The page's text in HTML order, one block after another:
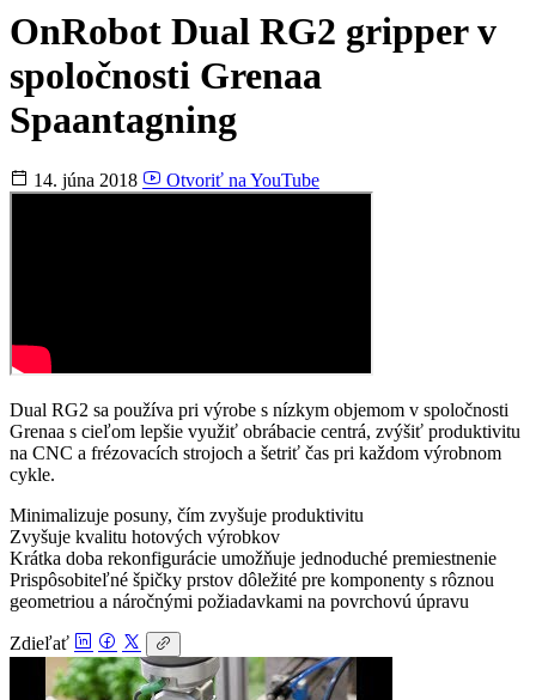
OnRobot Dual RG2 gripper v
spoločnosti Grenaa
Spaantagning
14. júna 2018 Otvoriť na YouTube
Dual RG2 sa používa pri výrobe s nízkym objemom v spoločnosti
Grenaa s cieľom lepšie využiť obrábacie centrá, zvýšiť produktivitu
na CNC a frézovacích strojoch a šetriť čas pri každom výrobnom
cykle.
Minimalizuje posuny, čím zvyšuje produktivitu
Zvyšuje kvalitu hotových výrobkov
Krátka doba rekonfigurácie umožňuje jednoduché premiestnenie
Prispôsobiteľné špičky prstov dôležité pre komponenty s rôznou
geometriou a náročnými požiadavkami na povrchovú úpravu
Zdieľať